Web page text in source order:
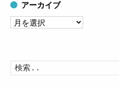
アーカイブ
ア
イ
ブ